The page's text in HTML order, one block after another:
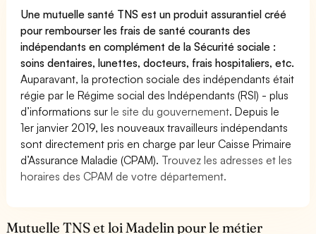
Une mutuelle santé TNS est un produit assurantiel créé
pour rembourser les frais de santé courants des
indépendants en complément de la Sécurité sociale :
soins dentaires, lunettes, docteurs, frais hospitaliers, etc.
Auparavant, la protection sociale des indépendants était
régie par le Régime social des Indépendants (RSI) - plus
d’informations surle site du gouvernement. Depuis le
1er janvier 2019, les nouveaux travailleurs indépendants
sont directement pris en charge par leur Caisse Primaire
d’Assurance Maladie (CPAM). Trouvez les adresses et les
horaires des CPAM de votre département.
Mutuelle TNS et loi Madelin pour le métier